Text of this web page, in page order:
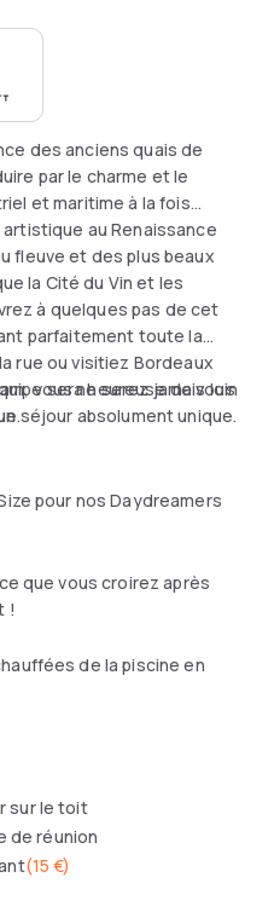
des anciens quais de
par le charme et le
et maritime à la fois…
au Renaissance
fleuve et des plus beaux
la Cité du Vin et les
à quelques pas de cet
parfaitement toute la
vous ne serez jamais loin
d’immenses fenêtres.
dans la superbe
en savourant un cocktail
rue ou visitiez Bordeaux
sera heureuse de vous
séjour absolument unique.
pour nos Daydreamers
que vous croirez après
!
de la piscine en
sur le toit
de réunion
(15 €)